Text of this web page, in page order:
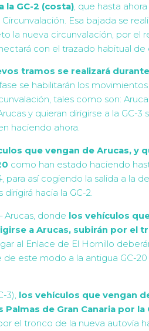
la GC-2 (costa), que hasta
Esa bajada se
la nueva circunvalación, por el
con el trazado habitual de
tramos se realizará
se habilitarán los
tales como son:
y quieran dirigirse a la GC-3
haciendo ahora.
que vengan de Arucas, y
como han estado haciendo
para así cogiendo la salida a la
dirigirá hacia la GC-2.
Arucas, donde los vehículos
a Arucas, subirán por el
al Enlace de El Hornillo
de este modo a la antigua GC-
3), los vehículos que vengan
de Gran Canaria por la
el tronco de la nueva autovía